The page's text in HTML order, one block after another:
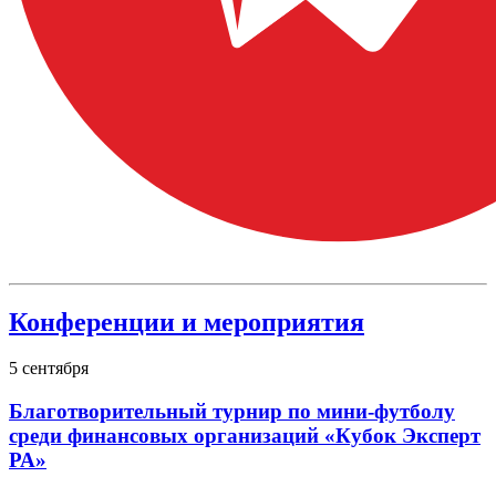
Конференции и мероприятия
5 сентября
Благотворительный турнир по мини-футболу
среди финансовых организаций «Кубок Эксперт
РА»